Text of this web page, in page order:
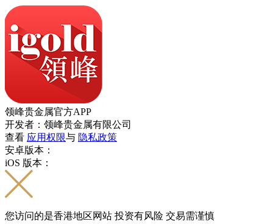
领峰贵金属官方APP
开发者：领峰贵金属有限公司
查看 应用权限与 隐私政策
安卓版本：
iOS 版本：
您访问的是香港地区网站 投资有风险 交易需谨慎